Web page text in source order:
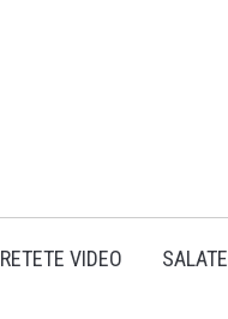
RETETE VIDEO SALATE